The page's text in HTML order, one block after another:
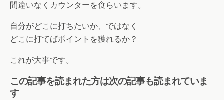
間違いなくカウンターを食らいます。
自分がどこに打ちたいか、ではなく
どこに打てばポイントを獲れるか？
これが大事です。
この記事を読まれた方は次の記事も読まれていま
す